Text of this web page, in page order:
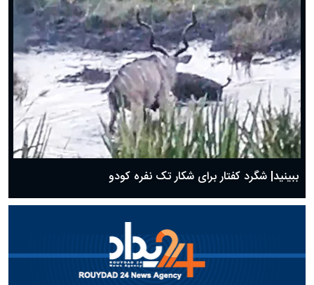
ببینید| شگرد کفتار برای شکار تک نفره کودو